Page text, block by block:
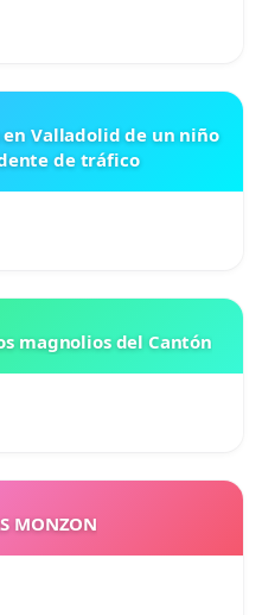
Valladolid de un niño
de tráfico
magnolios del Cantón
MONZON